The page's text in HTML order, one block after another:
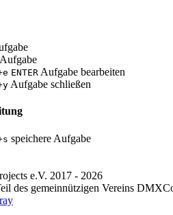
ENTER Aufgabe bearbeiten
Aufgabe schließen
speichere Aufgabe
e.V. 2017 - 2026
des gemein­nützigen Vereins